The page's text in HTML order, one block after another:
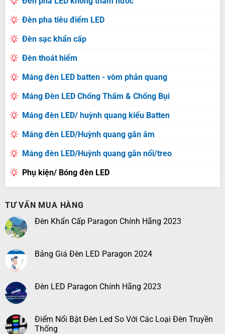
Đèn pha tiêu điểm LED
Đèn sạc khẩn cấp
Đèn thoát hiểm
Máng đèn LED batten - vòm phản quang
Máng Đèn LED Chống Thấm & Chống Bụi
Máng đèn LED/ huỳnh quang kiểu Batten
Máng đèn LED/Huỳnh quang gắn âm
Máng đèn LED/Huỳnh quang gắn nổi/treo
Phụ kiện/ Bóng đèn LED
TƯ VẤN MUA HÀNG
Đèn Khẩn Cấp Paragon Chính Hãng 2023
Bảng Giá Đèn LED Paragon 2024
Đèn LED Paragon Chính Hãng 2023
Điểm Nổi Bật Đèn Led So Với Các Loại Đèn Truyền
Thống